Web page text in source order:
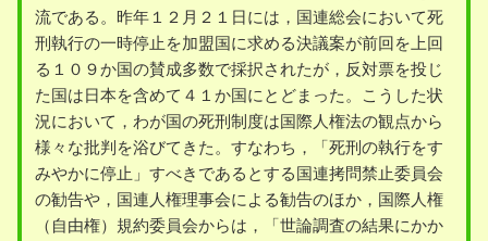
流である。昨年１２月２１日には，国連総会において死
刑執行の一時停止を加盟国に求める決議案が前回を上回
る１０９か国の賛成多数で採択されたが，反対票を投じ
た国は日本を含めて４１か国にとどまった。こうした状
況において，わが国の死刑制度は国際人権法の観点から
様々な批判を浴びてきた。すなわち，「死刑の執行をす
みやかに停止」すべきであるとする国連拷問禁止委員会
の勧告や，国連人権理事会による勧告のほか，国際人権
（自由権）規約委員会からは，「世論調査の結果にかか